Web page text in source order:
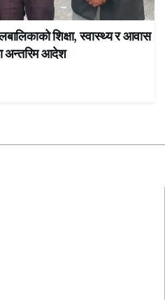
शिक्षा, स्वास्थ्य र आवास
अन्तरिम आदेश